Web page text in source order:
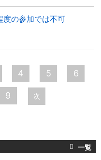
度の参加では不可
4 5 6
9 次